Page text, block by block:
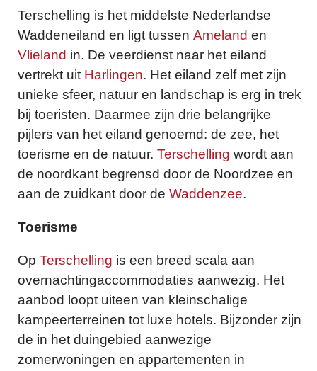
Terschelling is het middelste Nederlandse
Waddeneiland en ligt tussen Ameland en
Vlieland in. De veerdienst naar het eiland
vertrekt uit Harlingen. Het eiland zelf met zijn
unieke sfeer, natuur en landschap is erg in trek
bij toeristen. Daarmee zijn drie belangrijke
pijlers van het eiland genoemd: de zee, het
toerisme en de natuur. Terschelling wordt aan
de noordkant begrensd door de Noordzee en
aan de zuidkant door de Waddenzee.
Toerisme
Op Terschelling is een breed scala aan
overnachtingaccommodaties aanwezig. Het
aanbod loopt uiteen van kleinschalige
kampeerterreinen tot luxe hotels. Bijzonder zijn
de in het duingebied aanwezige
zomerwoningen en appartementen in